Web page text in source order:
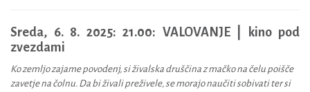
Sreda, 6. 8. 2025: 21.00: VALOVANJE | kino pod
zvezdami
Ko zemljo zajame povodenj, si živalska druščina z mačko na čelu poišče
zavetje na čolnu. Da bi živali preživele, se morajo naučiti sobivati ter si